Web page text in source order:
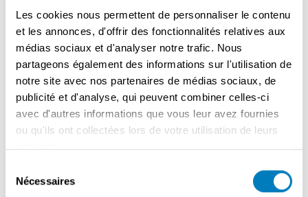
Les cookies nous permettent de personnaliser le contenu
et les annonces, d'offrir des fonctionnalités relatives aux
médias sociaux et d'analyser notre trafic. Nous
partageons également des informations sur l'utilisation de
notre site avec nos partenaires de médias sociaux, de
publicité et d'analyse, qui peuvent combiner celles-ci
avec d'autres informations que vous leur avez fournies
ou qu'ils ont collectées lors de votre utilisation de leurs
services.
Nécessaires
fidèle pour le petit déjeuner, le déjeuner et une
restauration rapide. Avantages : ✅ Combinaison de
boulangerie et de concept alimentaire ✅ Clientèle
régulière et forte réputation ✅ Entièrement équipé -
aucun investissement supplémentaire requis ✅
Conditions de location attrayantes ✅ Convient à la fois
aux débutants indépendants et aux opérateurs
expérimentés Une opportunité comme celle-ci ne se
présente pas souvent - idéale pour ceux qui rêvent de
Intéressé(e) ou plus d'infos ? Remplissez le formulaire et
nous vous contacterons rapidement.